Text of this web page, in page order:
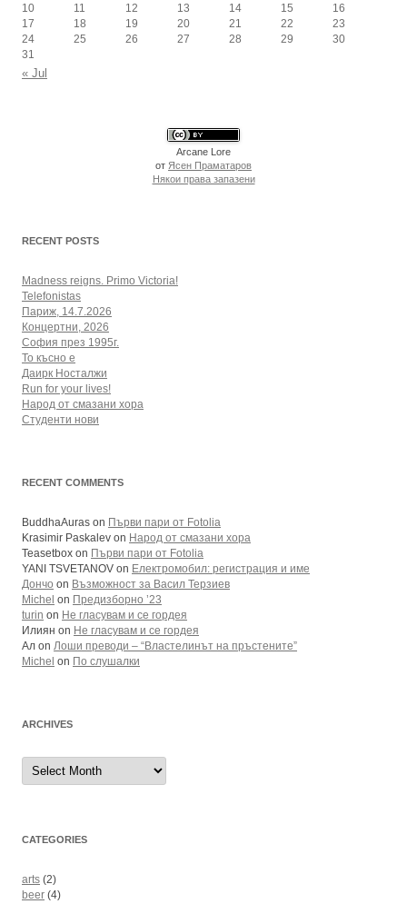
10
11 12 13 14 15
16
17
18 19 20 21 22
23
24
25 26 27 28 29
30
31
« Jul
Arcane Lore
от Ясен Праматаров
Някои права запазени
RECENT POSTS
Madness reigns. Primo Victoria!
Telefonistas
Париж, 14.7.2026
Концертни, 2026
София през 1995г.
То късно е
Даирк Носталжи
Run for your lives!
Народ от смазани хора
Студенти нови
RECENT COMMENTS
BuddhaAuras on Първи пари от Fotolia
Krasimir Paskalev on Народ от смазани хора
Teasetbox on Първи пари от Fotolia
YANI TSVETANOV on Електромобил: регистрация и име
Дончо on Възможност за Васил Терзиев
Michel on Предизборно ’23
turin on Не гласувам и се гордея
Илиян on Не гласувам и се гордея
Ал on Лоши преводи – “Властелинът на пръстените”
Michel on По слушалки
ARCHIVES
Archives
CATEGORIES
arts (2)
beer (4)